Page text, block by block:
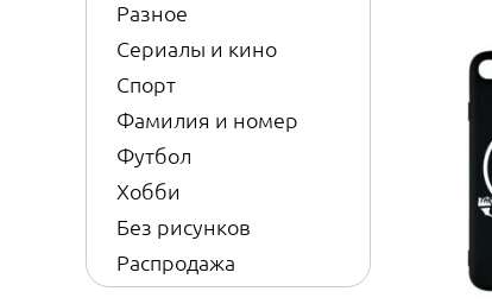
Разное
Сериалы и кино
Спорт
Фамилия и номер
Футбол
Хобби
Без рисунков
Распродажа